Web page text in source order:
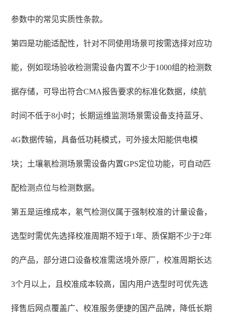
参数中的常见实质性条款。
第四是功能适配性，针对不同使用场景可按需选择对应功
能，例如现场验收检测需设备内置不少于1000组的检测数
据存储，可导出符合CMA报告要求的标准化数据，续航
时间不低于8小时；长期运维监测场景需设备支持蓝牙、
4G数据传输，具备低功耗模式，可外接太阳能供电模
块；土壤氡检测场景需设备内置GPS定位功能，可自动匹
配检测点位与检测数据。
第五是运维成本，氡气检测仪属于强制校准的计量设备，
选型时需优先选择校准周期不短于1年、质保期不少于2年
的产品，部分进口设备校准需送境外原厂，校准周期长达
3个月以上，且校准成本较高，国内用户选型时可优先选
择售后网点覆盖广、校准服务便捷的国产品牌，降低长期